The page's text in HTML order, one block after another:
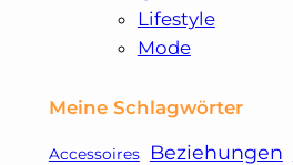
Lifestyle
Mode
Meine Schlagwörter
Accessoires Beziehungen